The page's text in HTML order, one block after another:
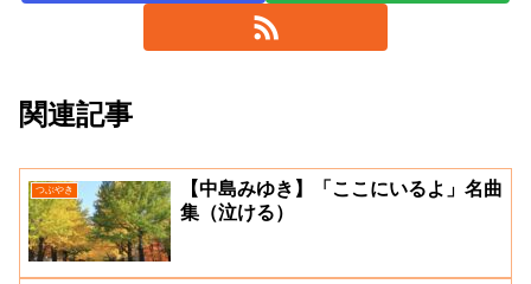
関連記事
つぶやき
【中島みゆき】「ここにいるよ」名曲
集（泣ける）